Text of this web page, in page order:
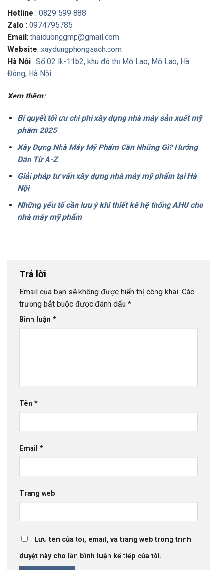
Hotline : 0829 599 888
Zalo : 0974795785
Email : thaiduonggmp@gmail.com
Website: xaydungphongsach.com
Hà Nội : Số 02 lk-11b2, khu đô thị Mỗ Lao, Mộ Lao, Hà
Đông, Hà Nội.
Xem thêm:
Bí quyết tối ưu chi phí xây dựng nhà máy sản xuất mỹ
phẩm 2025
Xây Dựng Nhà Máy Mỹ Phẩm Cần Những Gì? Hướng
Dẫn Từ A-Z
Giải pháp tư vấn xây dựng nhà máy mỹ phẩm tại Hà
Nội
Những yếu tố cần lưu ý khi thiết kế hệ thống AHU cho
nhà máy mỹ phẩm
Trả lời
Email của bạn sẽ không được hiển thị công khai. Các
trường bắt buộc được đánh dấu *
Bình luận *
Tên *
Email *
Trang web
Lưu tên của tôi, email, và trang web trong trình
duyệt này cho lần bình luận kế tiếp của tôi.